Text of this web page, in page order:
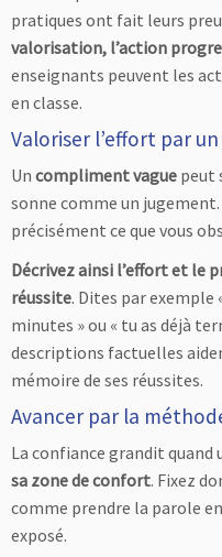
pratiques ont fait leurs
valorisation, l’action
enseignants peuvent les
en classe.
Valoriser l’effort par
Un compliment vague peut
sonne comme un
précisément ce que vous
Décrivez ainsi l’effort et le
réussite. Dites par exemple
minutes » ou « tu as déjà
descriptions factuelles
mémoire de ses réussites.
Avancer par la
La confiance grandit quand
sa zone de confort. Fixez
comme prendre la parole
exposé.